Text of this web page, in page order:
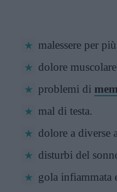
malessere per
dolore
problemi di
mal di testa.
dolore a diverse
disturbi del
gola infiammata